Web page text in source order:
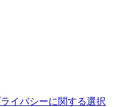
イバシーに関する選択